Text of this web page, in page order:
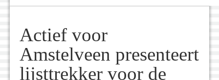
Actief voor
Amstelveen presenteert
lijsttrekker voor de